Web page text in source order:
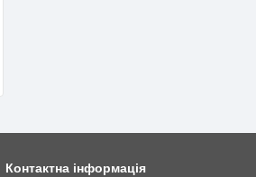
Контактна інформація